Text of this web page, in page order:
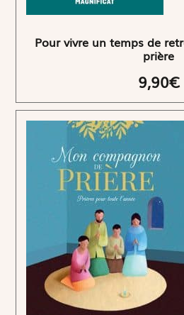
Pour vivre un temps de
prière
9,90€